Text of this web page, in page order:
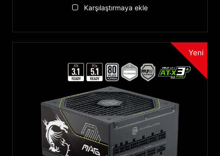
Karşılaştırmaya ekle
Yeni